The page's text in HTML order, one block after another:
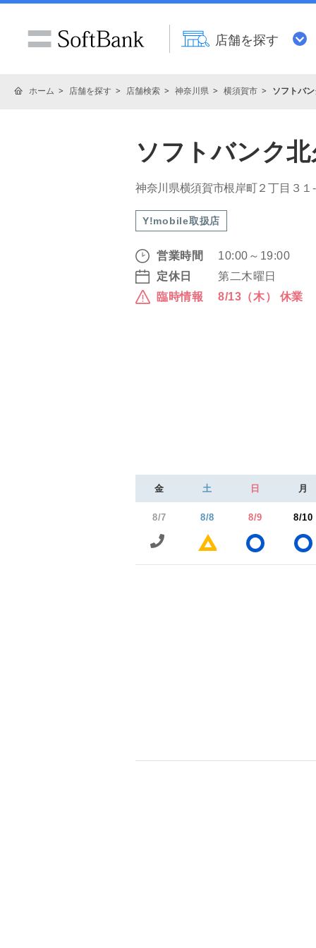
店舗を探す
ホーム 店舗を探す 店舗検索 神奈川県 横須賀市 ソフトバ
ソフトバンク
神奈川県横須賀市根岸町２丁目３
Y!mobile取扱店
営業時間
10:00～19:00
定休日
第二木曜日
臨時情報
8/13（木） 休業
金 土 日 月
8/7 8/8 8/9 8/10